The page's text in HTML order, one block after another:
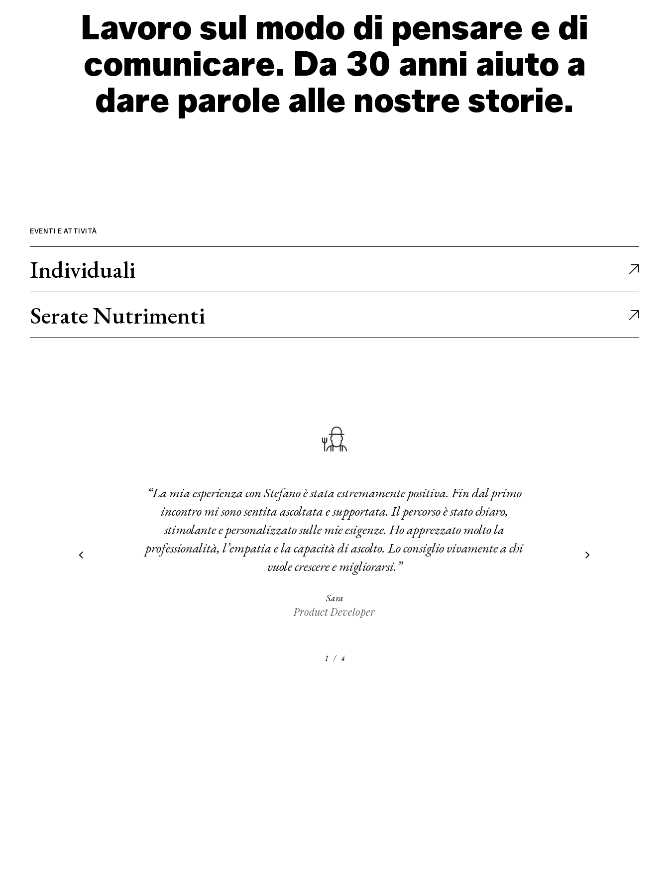
Lavoro sul modo di pensare e di
comunicare. Da 30 anni aiuto a
dare parole alle nostre storie.
EVENTI E ATTIVITÀ
Individuali
Nutrimenti
Serate Nutrimenti
“La mia esperienza con Stefano è stata estremamente positiva. Fin dal primo
incontro mi sono sentita ascoltata e supportata. Il percorso è stato chiaro,
stimolante e personalizzato sulle mie esigenze. Ho apprezzato molto la
professionalità, l’empatia e la capacità di ascolto. Lo consiglio vivamente a chi
vuole crescere e migliorarsi.”
Sara
Product Developer
1 2 3
/ 4